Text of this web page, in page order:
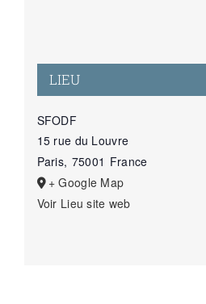
LIEU
SFODF
15 rue du Louvre
Paris, 75001 France
+ Google Map
Voir Lieu site web